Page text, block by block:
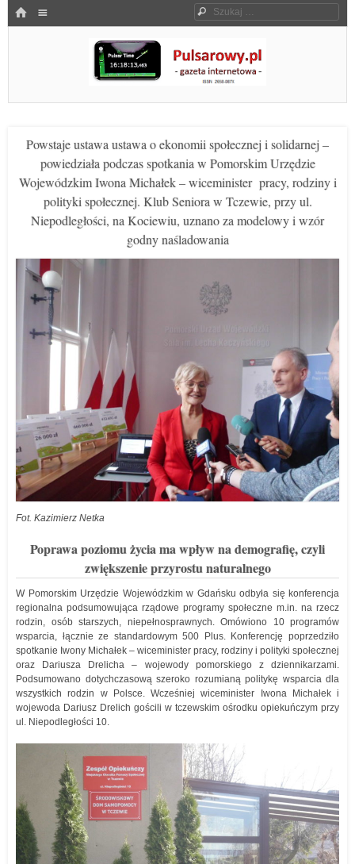
HOME Szukaj
Pulsarowy.pl
Powstaje ustawa ustawa o ekonomii społecznej i solidarnej –
powiedziała podczas spotkania w Pomorskim Urzędzie
Wojewódzkim Iwona Michałek – wiceminister pracy, rodziny i
polityki społecznej. Klub Seniora w Tczewie, przy ul.
Niepodległości, na Kociewiu, uznano za modelowy i wzór
godny naśladowania
Fot. Kazimierz Netka
Poprawa poziomu życia ma wpływ na demografię, czyli
zwiększenie przyrostu naturalnego
W Pomorskim Urzędzie Wojewódzkim w Gdańsku odbyła się konferencja
regionalna podsumowująca rządowe programy społeczne m.in. na rzecz
rodzin, osób starszych, niepełnosprawnych. Omówiono 10 programów
wsparcia, łącznie ze standardowym 500 Plus. Konferencję poprzedziło
spotkanie Iwony Michałek – wiceminister pracy, rodziny i polityki społecznej
oraz Dariusza Drelicha – wojewody pomorskiego z dziennikarzami.
Podsumowano dotychczasową szeroko rozumianą politykę wsparcia dla
wszystkich rodzin w Polsce. Wcześniej wiceminister Iwona Michałek i
wojewoda Dariusz Drelich gościli w tczewskim ośrodku opiekuńczym przy
ul. Niepodległości 10.